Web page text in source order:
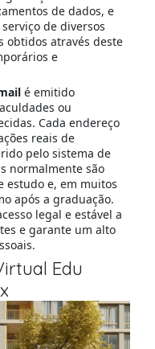
de dados, e
de diversos
obtidos através deste
e
é emitido
ou
Cada endereço
reais de
pelo sistema de
normalmente são
estudo e, em muitos
após a graduação.
legal e estável a
e garante um alto
Edu